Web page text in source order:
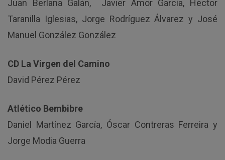
Juan Berlana Galán, Javier Amor García, Héctor
Taranilla Iglesias, Jorge Rodríguez Álvarez y José
Manuel González González
CD La Virgen del Camino
David Pérez Pérez
Atlético Bembibre
Daniel Martínez García, Óscar Contreras Ferreira y
Jorge Modia Guerra